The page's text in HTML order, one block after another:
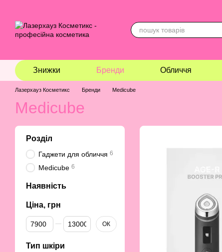
Знижки Бренди Обличчя
Лазерхауз Косметикс Бренди Medicube
Medicube
Розділ
Гаджети для обличчя 6
Medicube 6
Наявність
Ціна, грн
Від Ціна, грн
До Ціна, грн ОК
Тип шкіри